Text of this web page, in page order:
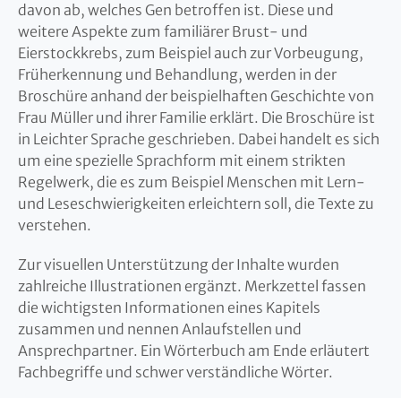
davon ab, welches Gen betroffen ist. Diese und
weitere Aspekte zum familiärer Brust- und
Eierstockkrebs, zum Beispiel auch zur Vorbeugung,
Früherkennung und Behandlung, werden in der
Broschüre anhand der beispielhaften Geschichte von
Frau Müller und ihrer Familie erklärt. Die Broschüre ist
in Leichter Sprache geschrieben. Dabei handelt es sich
um eine spezielle Sprachform mit einem strikten
Regelwerk, die es zum Beispiel Menschen mit Lern-
und Leseschwierigkeiten erleichtern soll, die Texte zu
verstehen.
Zur visuellen Unterstützung der Inhalte wurden
zahlreiche Illustrationen ergänzt. Merkzettel fassen
die wichtigsten Informationen eines Kapitels
zusammen und nennen Anlaufstellen und
Ansprechpartner. Ein Wörterbuch am Ende erläutert
Fachbegriffe und schwer verständliche Wörter.